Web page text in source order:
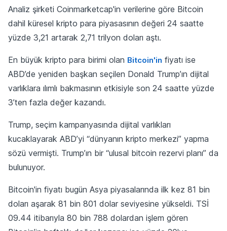
Analiz şirketi Coinmarketcap'in verilerine göre Bitcoin
dahil küresel kripto para piyasasının değeri 24 saatte
yüzde 3,21 artarak 2,71 trilyon doları aştı.
En büyük kripto para birimi olan Bitcoin'in fiyatı ise
ABD’de yeniden başkan seçilen Donald Trump’ın dijital
varlıklara ılımlı bakmasının etkisiyle son 24 saatte yüzde
3’ten fazla değer kazandı.
Trump, seçim kampanyasında dijital varlıkları
kucaklayarak ABD’yi “dünyanın kripto merkezi” yapma
sözü vermişti. Trump’ın bir “ulusal bitcoin rezervi planı” da
bulunuyor.
Bitcoin'in fiyatı bugün Asya piyasalarında ilk kez 81 bin
doları aşarak 81 bin 801 dolar seviyesine yükseldi. TSİ
09.44 itibarıyla 80 bin 788 dolardan işlem gören